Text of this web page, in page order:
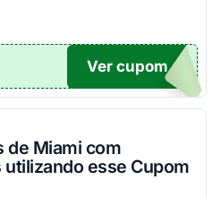
CU
Ver cupom
de Miami com
esse Cupom